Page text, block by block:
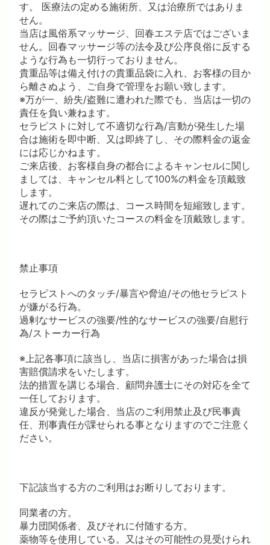
す。 医療法の定める施術所、又は治療所ではありま
せん。
当店は風俗系マッサージ、回春エステ店ではございま
せん。回春マッサージ等の法令及び公序良俗に反する
ような行為も一切行っておりません。
貴重品等は備え付けの貴重品袋に入れ、お客様の目か
ら離さぬよう、ご自身で管理をお願い致します。
※万が一、紛失/盗難に遭われた際でも、当店は一切の
責任を負い兼ねます。
セラピストに対して不適切な行為/言動が発生した場
合は施術を即中断、又は即終了し、その際料金の返金
には応じかねます。
ご来店後、お客様自身の都合によるキャンセルに関し
ましては、キャンセル料として100%の料金を頂戴致
します。
遅れてのご来店の際は、コース時間を短縮致します。
その際はご予約頂いたコースの料金を頂戴致します。
禁止事項
セラピストへのタッチ/暴言や脅迫/その他セラピスト
が嫌がる行為。
過剰なサービスの強要/性的なサービスの強要/自慰行
為/ストーカー行為
※上記各事項に該当し、当店に損害があった場合は損
害賠償請求をいたします。
法的措置を講じる場合、顧問弁護士にその対応を全て
一任しております。
違反が発覚した場合、当店のご利用禁止及び民事責
任、刑事責任が課せられる事となりますのでご注意く
ださい。
下記該当する方のご利用はお断りしております。
同業者の方。
暴力団関係者、及びそれに付随する方。
薬物等を使用している。又はその可能性の見受けられ